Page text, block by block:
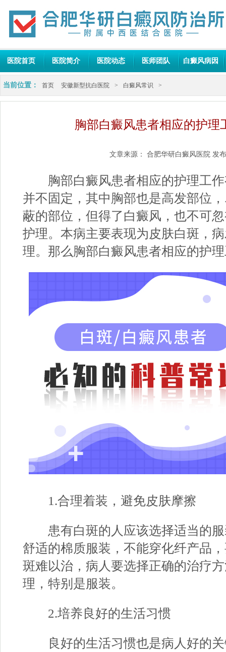
医院首页 医院简介 医院动态 医师团队 白癜风病因
当前位置： 首页 安徽新型抗白医院 > 白癜风常识 >
胸部白癜风患者相应的护理
文章来源： 合肥华研白癜风医院 发
胸部白癜风患者相应的护理工作
并不固定，其中胸部也是高发部位
蔽的部位，但得了白癜风，也不可
护理。本病主要表现为皮肤白斑，
理。那么胸部白癜风患者相应的护
1.合理着装，避免皮肤摩擦
患有白斑的人应该选择适当的服
舒适的棉质服装，不能穿化纤产品
斑难以治，病人要选择正确的治疗
理，特别是服装。
2.培养良好的生活习惯
良好的生活习惯也是病人好的关